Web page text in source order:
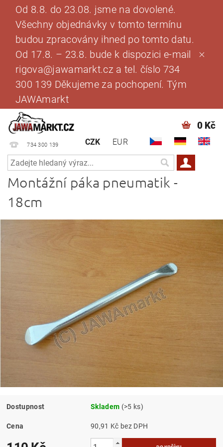
Od 8.8. do 23.08. jsme na dovolené.
Všechny objednávky v tomto termínu
budou zpracovány ihned po tomto datu.
Od 17.8. – 23.8. bude k dispozici e-mail
rigova@jawamarkt.cz a tel. číslo 734
300 139 Děkujeme za pochopení. Tým
JAWAmarkt
734 300 139 CZK EUR
0 Kč
Montážní páka pneumatik -
18cm
Dostupnost Skladem (>5 ks)
Cena 90,91 Kč bez DPH